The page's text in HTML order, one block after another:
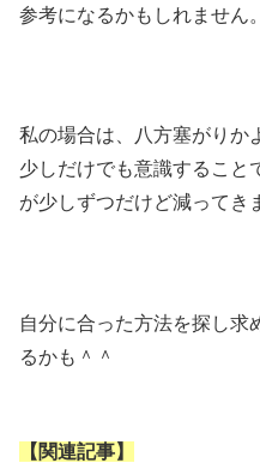
参考になるかもしれません。
私の場合は、八方塞がりか
少しだけでも意識すること
が少しずつだけど減ってき
自分に合った方法を探し求
るかも＾＾
【関連記事】